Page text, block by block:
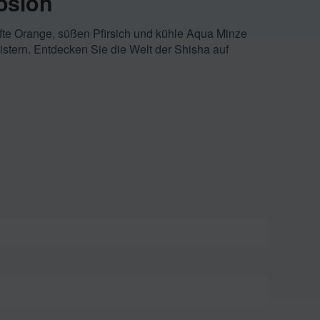
Orange, süßen Pfirsich und kühle Aqua Minze
Entdecken Sie die Welt der Shisha auf